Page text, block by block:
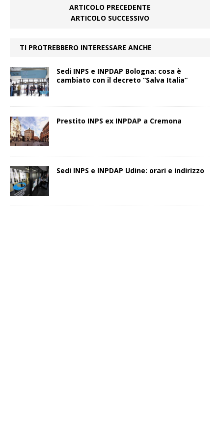
ARTICOLO PRECEDENTE
ARTICOLO SUCCESSIVO
TI PROTREBBERO INTERESSARE ANCHE
Sedi INPS e INPDAP Bologna: cosa è
cambiato con il decreto “Salva Italia”
Prestito INPS ex INPDAP a Cremona
Sedi INPS e INPDAP Udine: orari e indirizzo